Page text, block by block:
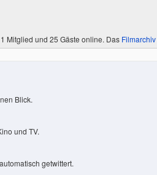
1 Mitglied und 25 Gäste online. Das Filmarchiv
Blick.
und TV.
getwittert.